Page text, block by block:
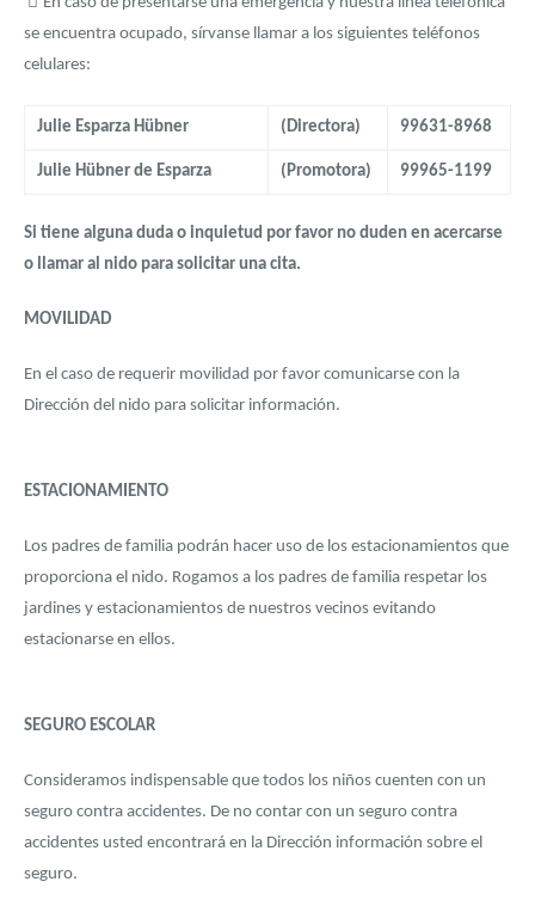
se encuentra ocupado, sírvanse llamar a los siguientes teléfonos
celulares:
Julie Esparza Hübner (Directora) 99631-8968
Julie Hübner de Esparza (Promotora) 99965-1199
Si tiene alguna duda o inquietud por favor no duden en acercarse
o llamar al nido para solicitar una cita.
MOVILIDAD
En el caso de requerir movilidad por favor comunicarse con la
Dirección del nido para solicitar información.
ESTACIONAMIENTO
Los padres de familia podrán hacer uso de los estacionamientos que
proporciona el nido. Rogamos a los padres de familia respetar los
jardines y estacionamientos de nuestros vecinos evitando
estacionarse en ellos.
SEGURO ESCOLAR
Consideramos indispensable que todos los niños cuenten con un
seguro contra accidentes. De no contar con un seguro contra
accidentes usted encontrará en la Dirección información sobre el
seguro.